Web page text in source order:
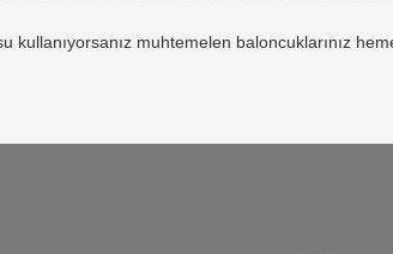
muhtemelen baloncuklarınız